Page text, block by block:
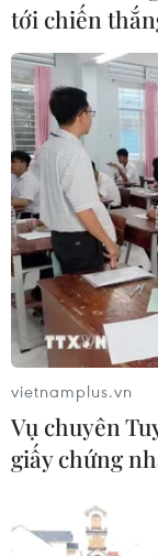
hạ tầng giao
cho cơ quan thu
Thu phí hạ
trương hỗ
05/04/2022 13:14
tới chiến
vietnamplus.vn
Vụ chuyên
giấy chứng